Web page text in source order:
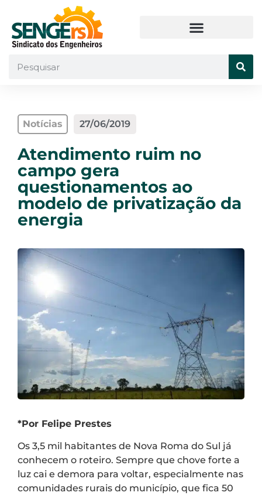
Notícias 27/06/2019
Atendimento ruim no
campo gera
questionamentos ao
modelo de privatização da
energia
*Por Felipe Prestes
Os 3,5 mil habitantes de Nova Roma do Sul já
conhecem o roteiro. Sempre que chove forte a
luz cai e demora para voltar, especialmente nas
comunidades rurais do município, que fica 50